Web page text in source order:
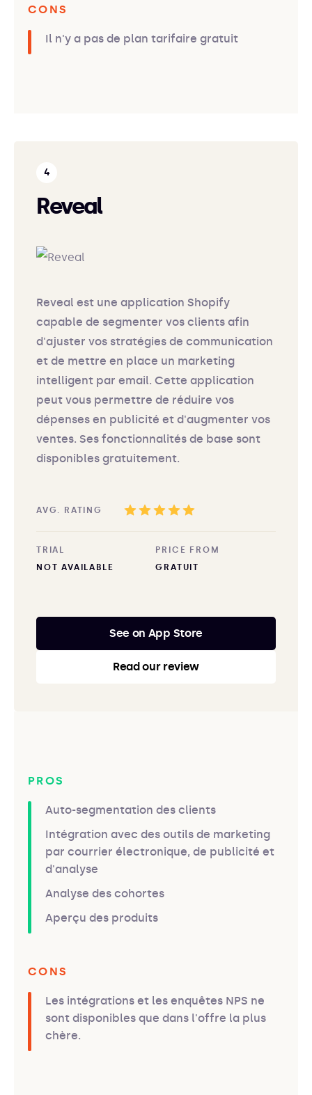
CONS
Il n'y a pas de plan tarifaire gratuit
Reveal
Reveal est une application Shopify
capable de segmenter vos clients afin
d'ajuster vos stratégies de communication
et de mettre en place un marketing
intelligent par email. Cette application
peut vous permettre de réduire vos
dépenses en publicité et d'augmenter vos
ventes. Ses fonctionnalités de base sont
disponibles gratuitement.
AVG. RATING
TRIAL
NOT AVAILABLE
PRICE FROM
GRATUIT
See on App Store
Read our review
PROS
Auto-segmentation des clients
Intégration avec des outils de marketing
par courrier électronique, de publicité et
d'analyse
Analyse des cohortes
Aperçu des produits
CONS
Les intégrations et les enquêtes NPS ne
sont disponibles que dans l'offre la plus
chère.